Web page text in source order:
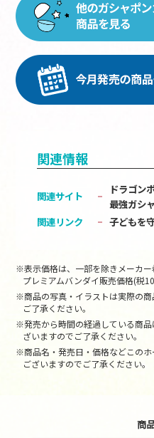
関連情報
関連サイト
ドラゴン
最強ガシ
関連リンク
子どもを
※表示価格は、一部を除きメーカー
プレミアムバンダイ販売価格(税
※商品の写真・イラストは実際の
ご了承ください。
※発売から時間の経過している商
ざいますのでご了承ください。
※商品名・発売日・価格などこの
ございますのでご了承ください。
商